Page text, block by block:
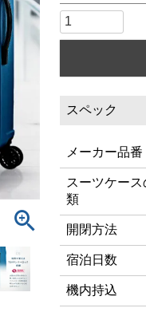
スペック
メーカー品番
スーツケース
類
開閉方法
宿泊日数
機内持込